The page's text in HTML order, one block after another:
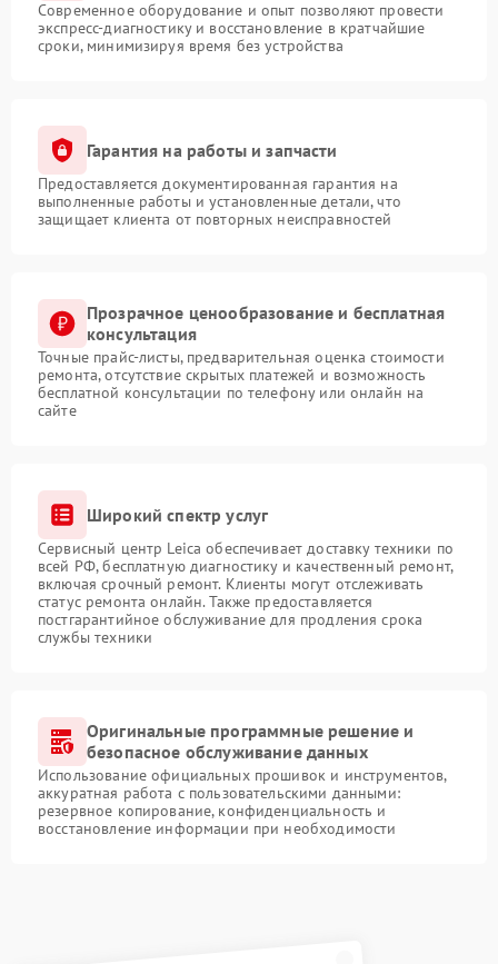
Современное оборудование и опыт позволяют провести
экспресс-диагностику и восстановление в кратчайшие
сроки, минимизируя время без устройства
Гарантия на работы и запчасти
Предоставляется документированная гарантия на
выполненные работы и установленные детали, что
защищает клиента от повторных неисправностей
Прозрачное ценообразование и бесплатная
консультация
Точные прайс-листы, предварительная оценка стоимости
ремонта, отсутствие скрытых платежей и возможность
бесплатной консультации по телефону или онлайн на
сайте
Широкий спектр услуг
Сервисный центр Leica обеспечивает доставку техники по
всей РФ, бесплатную диагностику и качественный ремонт,
включая срочный ремонт. Клиенты могут отслеживать
статус ремонта онлайн. Также предоставляется
постгарантийное обслуживание для продления срока
службы техники
Оригинальные программные решение и
безопасное обслуживание данных
Использование официальных прошивок и инструментов,
аккуратная работа с пользовательскими данными:
резервное копирование, конфиденциальность и
восстановление информации при необходимости